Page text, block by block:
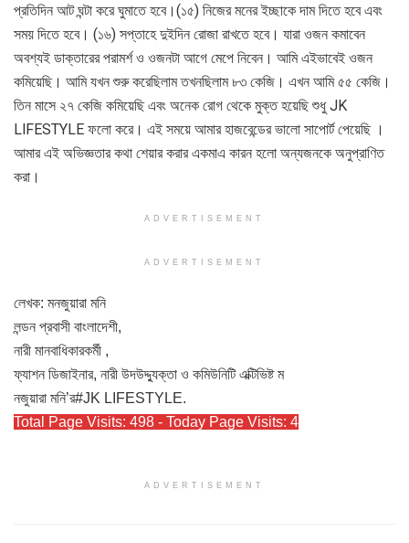
প্রতিদিন আট ঘন্টা করে ঘুমাতে হবে।(১৫) নিজের মনের ইচ্ছাকে দাম দিতে হবে এবং
সময় দিতে হবে। (১৬) সপ্তাহে দুইদিন রোজা রাখতে হবে। যারা ওজন কমাবেন
অবশ্যই ডাক্তারের পরামর্শ ও ওজনটা আগে মেপে নিবেন। আমি এইভাবেই ওজন
কমিয়েছি। আমি যখন শুরু করেছিলাম তখনছিলাম ৮৩ কেজি। এখন আমি ৫৫ কেজি।
তিন মাসে ২৭ কেজি কমিয়েছি এবং অনেক রোগ থেকে মুক্ত হয়েছি শুধু JK
LlFESTYLE ফলো করে। এই সময়ে আমার হাজবেন্ডের ভালো সাপোর্ট পেয়েছি ।
আমার এই অভিজ্ঞতার কথা শেয়ার করার একমাএ কারন হলো অন্যজনকে অনুপ্রাণিত
করা।
ADVERTISEMENT
ADVERTISEMENT
লেখক: মনজুয়ারা মনি
লন্ডন প্রবাসী বাংলাদেশী,
নারী মানবাধিকারকর্মী ,
ফ্যাশন ডিজাইনার, নারী উদউদ্দ্যুক্তা ও কমিউনিটি এক্টিভিষ্ট ম
নজুয়ারা মনি’র#JK LIFESTYLE.
Total Page Visits: 498 - Today Page Visits: 4
ADVERTISEMENT